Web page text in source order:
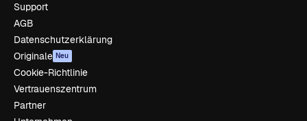
Support
AGB
Datenschutzerklärung
Originale Neu
Cookie-Richtlinie
Vertrauenszentrum
Partner